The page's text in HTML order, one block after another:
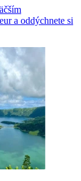
a oddýchnete si